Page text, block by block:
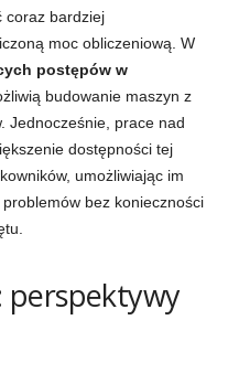
coraz bardziej
moc obliczeniową. W
postępów w
budowanie maszyn z
Jednocześnie, prace nad
dostępności tej
umożliwiając im
bez konieczności
perspektywy